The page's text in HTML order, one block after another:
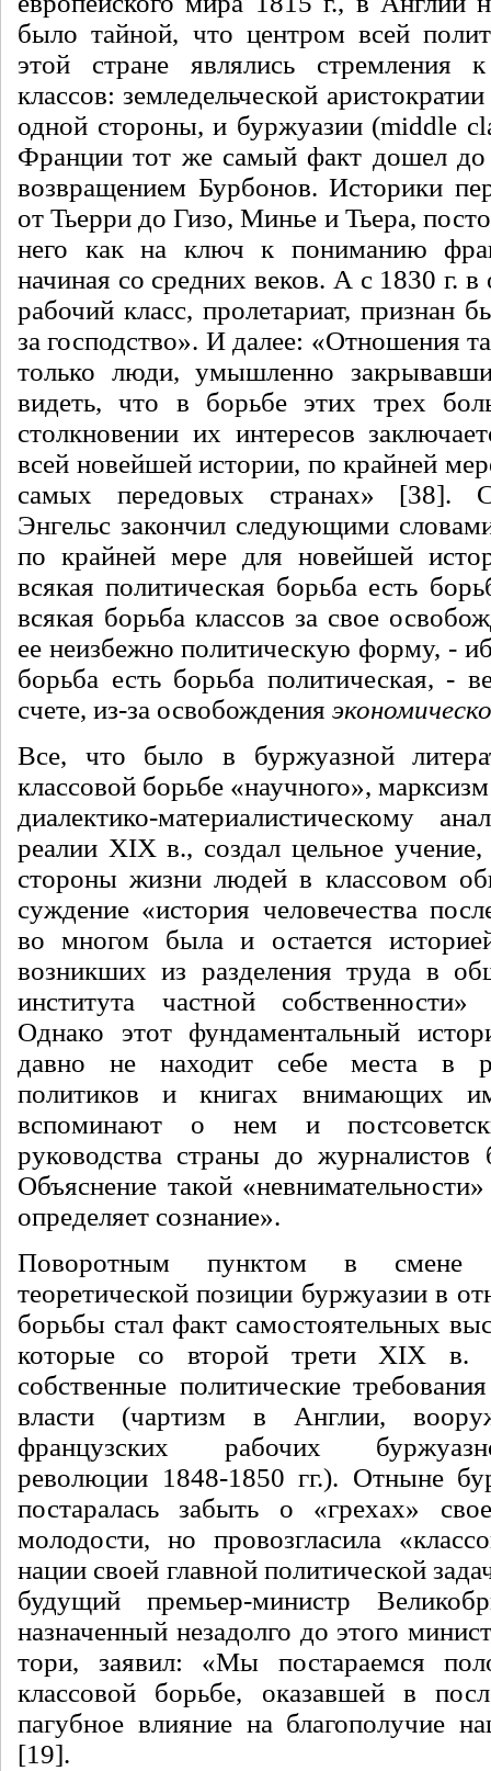
было тайной, что центром всей
этой стране являлись стремления
классов: земледельческой
одной стороны, и буржуазии (middle
Франции тот же самый факт дошел до
возвращением Бурбонов. Историки
от Тьерри до Гизо, Минье и Тьера,
него как на ключ к пониманию
начиная со средних веков. А с 1830 г. в
рабочий класс, пролетариат, признан
за господство». И далее: «Отношения
только люди, умышленно
видеть, что в борьбе этих трех
столкновении их интересов
всей новейшей истории, по крайней
самых передовых странах» [38].
Энгельс закончил следующими
по крайней мере для новейшей
всякая политическая борьба есть
всякая борьба классов за свое
ее неизбежно политическую форму, -
борьба есть борьба политическая, -
счете, из-за освобождения
Все, что было в буржуазной
классовой борьбе «научного»,
диалектико-материалистическому
реалии XIX в., создал цельное
стороны жизни людей в классовом
суждение «история человечества
во многом была и остается
возникших из разделения труда в
института частной
Однако этот фундаментальный
давно не находит себе места в
политиков и книгах внимающих
вспоминают о нем и
руководства страны до
Объяснение такой
определяет сознание».
Поворотным пунктом в смене
теоретической позиции буржуазии в
борьбы стал факт самостоятельных
которые со второй трети XIX в.
собственные политические
власти (чартизм в Англии,
французских рабочих буржуазно-
революции 1848-1850 гг.). Отныне
постаралась забыть о «грехах»
молодости, но провозгласила
нации своей главной политической
будущий премьер-министр
назначенный незадолго до этого
тори, заявил: «Мы постараемся
классовой борьбе, оказавшей в
пагубное влияние на благополучие
[19].